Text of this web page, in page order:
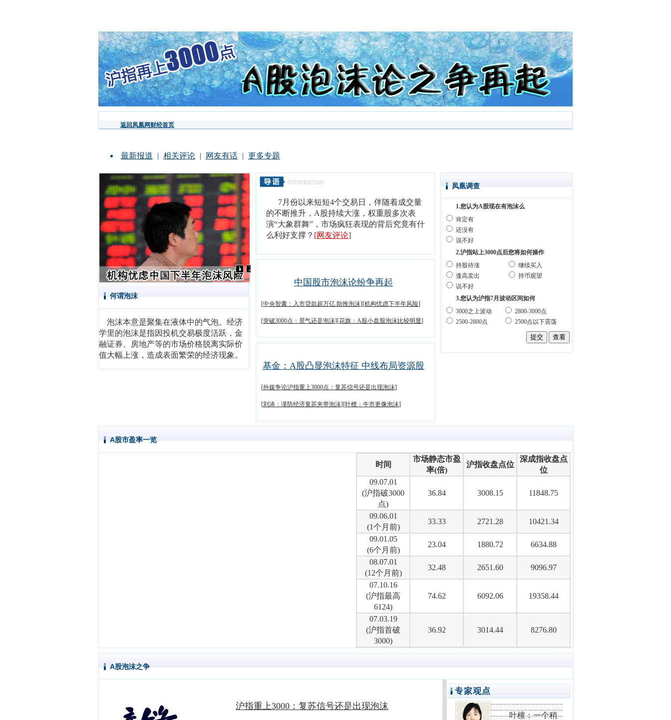
返回凤凰网财经首页
最新报道 | 相关评论 | 网友有话 | 更多专题
7月份以来短短4个交易日，伴随着成交量
的不断推升，A股持续大涨，权重股多次表
演“大象群舞”，市场疯狂表现的背后究竟有什
么利好支撑？ [网友评论]
中国股市泡沫论纷争再起
[中央智囊：入市贷款超万亿 助推泡沫][机构忧虑下半年风险]
[突破3000点：景气还是泡沫][花旗：A股小盘股泡沫比较明显]
基金：A股凸显泡沫特征 中线布局资源股
[外媒争论沪指重上3000点：复苏信号还是出现泡沫]
[刘涛：谨防经济复苏夹带泡沫][叶檀：牛市更像泡沫]
1 2
何谓泡沫
泡沫本意是聚集在液体中的气泡。经济
学里的泡沫是指因投机交易极度活跃，金
融证券、房地产等的市场价格脱离实际价
值大幅上涨，造成表面繁荣的经济现象。
凤凰调查
1.您认为A股现在有泡沫么
肯定有
还没有
说不好
2.沪指站上3000点后您将如何操作
持股待涨
继续买入
逢高卖出
持币观望
说不好
3.您认为沪指7月波动区间如何
3000之上波动
2800-3000点
2500-2800点
2500点以下震荡
A股市盈率一览
时间
市场静态市盈
率(倍)
沪指收盘点位
深成指收盘点
位
09.07.01
(沪指破3000
点)
36.84 3008.15 11848.75
09.06.01
(1个月前)
33.33 2721.28 10421.34
09.01.05
(6个月前)
23.04 1880.72 6634.88
08.07.01
(12个月前)
32.48 2651.60 9096.97
07.10.16
(沪指最高
6124)
74.62 6092.06 19358.44
07.03.19
(沪指首破
3000)
36.92 3014.44 8276.80
A股泡沫之争
沪指重上3000：复苏信号还是出现泡沫
叶檀：一个稍